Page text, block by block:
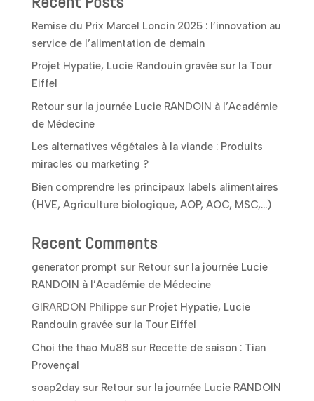
Remise du Prix Marcel Loncin 2025 : l’innovation au
service de l’alimentation de demain
Projet Hypatie, Lucie Randouin gravée sur la Tour
Eiffel
Retour sur la journée Lucie RANDOIN à l’Académie
de Médecine
Les alternatives végétales à la viande : Produits
miracles ou marketing ?
Bien comprendre les principaux labels alimentaires
(HVE, Agriculture biologique, AOP, AOC, MSC,…)
Recent Comments
generator prompt sur Retour sur la journée Lucie
RANDOIN à l’Académie de Médecine
GIRARDON Philippesur Projet Hypatie, Lucie
Randouin gravée sur la Tour Eiffel
Choi the thao Mu88sur Recette de saison : Tian
Provençal
soap2daysur Retour sur la journée Lucie RANDOIN